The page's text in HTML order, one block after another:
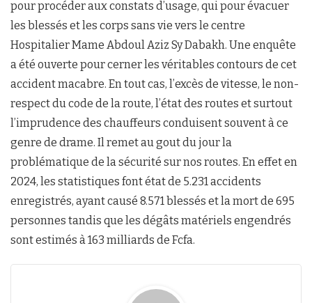
pour procéder aux constats d’usage, qui pour évacuer
les blessés et les corps sans vie vers le centre
Hospitalier Mame Abdoul Aziz Sy Dabakh. Une enquête
a été ouverte pour cerner les véritables contours de cet
accident macabre. En tout cas, l’excès de vitesse, le non-
respect du code de la route, l’état des routes et surtout
l’imprudence des chauffeurs conduisent souvent à ce
genre de drame. Il remet au gout du jour la
problématique de la sécurité sur nos routes. En effet en
2024, les statistiques font état de 5.231 accidents
enregistrés, ayant causé 8.571 blessés et la mort de 695
personnes tandis que les dégâts matériels engendrés
sont estimés à 163 milliards de Fcfa.